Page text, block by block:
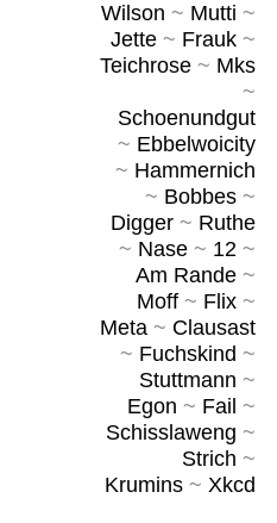
Wilson ~ Mutti ~
Jette~ Frauk~
Teichrose~ Mks
~
Schoenundgut
~ Ebbelwoicity
~ Hammernich
~ Bobbes~
Digger~ Ruthe
~ Nase~ 12~
Am Rande~
Moff~ Flix~
Meta~ Clausast
~ Fuchskind ~
Stuttmann ~
Egon ~ Fail ~
Schisslaweng ~
Strich ~
Krumins~ Xkcd